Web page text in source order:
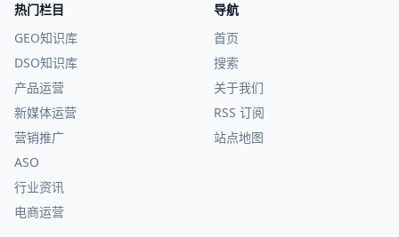
热门栏目
GEO知识库
DSO知识库
产品运营
新媒体运营
营销推广
ASO
行业资讯
电商运营
导航
首页
搜索
关于我们
RSS 订阅
站点地图